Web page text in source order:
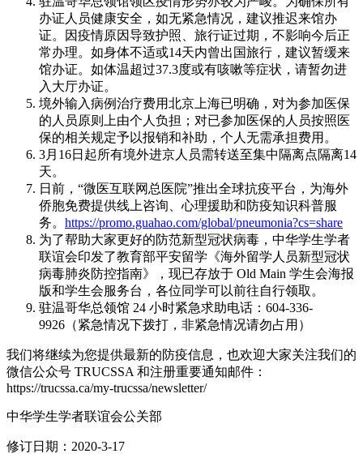
办证人员健康安全，如无紧急情况，建议推迟来馆办
证。因疫情原因导致护照、旅行证过期，不影响今后正
常办理。如身体不适或14天内曾出国旅行，建议暂缓来
馆办证。如体温超过37.3度或有咳嗽等症状，请暂勿进
入大厅办证。
境外输入病例治疗费用北京上海已明确，对为参加医保
的人员原则上由个人负担；对已参加医保的人员按照医
保的相关规定予以报销和补助，个人无需承担费用。
3月16日起所有境外进京人员需转送至集中隔离点隔离14
天。
日前，“微医互联网总医院”推出全球抗疫平台，为海外
侨胞免费提供线上咨询、心理援助和防疫知识科普服
务。 https://promo.guahao.com/global/pneumonia?cs=share
为了帮助大家更好的防范新型冠状病毒，中华学生学者
联谊会印发了教育部平安留学《海外留学人员新型冠状
病毒肺炎防控指南》，现已存放于 Old Main 学生会海报
版和学生会服务台，各位同学可以前往自行领取。
驻温哥华总领馆 24 小时紧急求助电话：604-336-
9926（紧急情况下拨打，非紧急情况请勿占用）
我们将继续为您提供最新的防疫信息，也欢迎大家关注我们的
微信公众号 TRUCSSA 和注册重要通知邮件：
https://trucssa.ca/my-trucssa/newsletter/
中华学生学者联谊会公关部
修订日期：2020-3-17